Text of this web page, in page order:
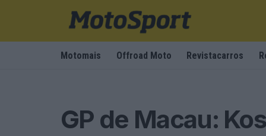
Motomais Offroad Moto Revistacarros
GP de Macau: